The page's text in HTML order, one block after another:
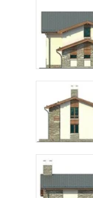
Telegram
согласие на
подтверждаю,
обработки